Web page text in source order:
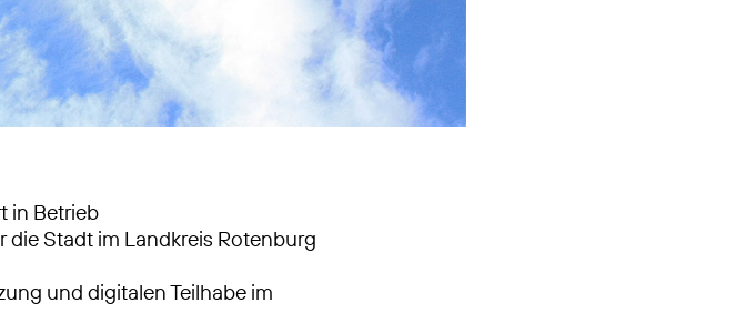
in Betrieb
die Stadt im Landkreis Rotenburg
und digitalen Teilhabe im